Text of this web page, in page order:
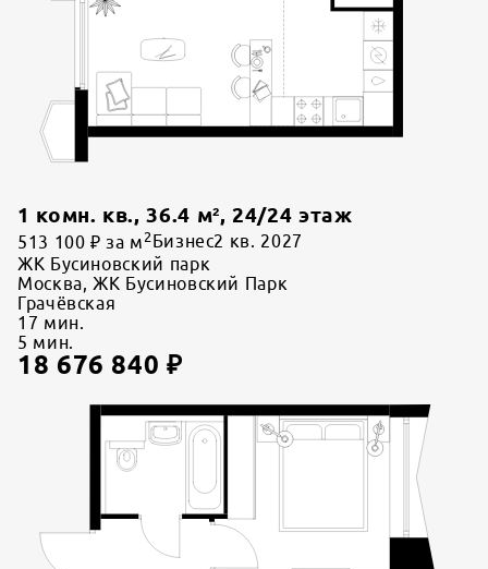
1 комн. кв., 36.4 м²,24/24 этаж
513 100 ₽ за м 2 Бизнес2 кв. 2027
ЖК Бусиновский парк
Москва, ЖК Бусиновский Парк
Грачёвская
17 мин.
5 мин.
18 676 840 ₽